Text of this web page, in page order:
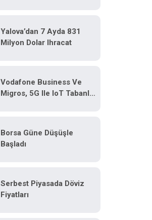
Yalova’dan 7 Ayda 831
Milyon Dolar Ihracat
Vodafone Business Ve
Migros, 5G Ile IoT Tabanlı
Borsa Güne Düşüşle
Başladı
Serbest Piyasada Döviz
Fiyatları